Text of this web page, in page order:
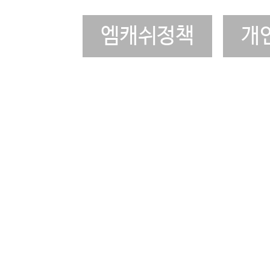
엠캐쉬정책 개